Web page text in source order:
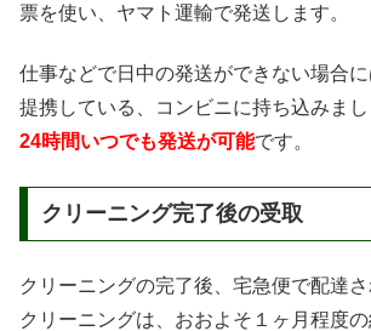
票を使い、ヤマト運輸で発送します。
仕事などで日中の発送ができない場合
提携している、コンビニに持ち込みまし
24時間いつでも発送が可能です。
クリーニング完了後の受取
クリーニングの完了後、宅急便で配達
クリーニングは、おおよそ１ヶ月程度